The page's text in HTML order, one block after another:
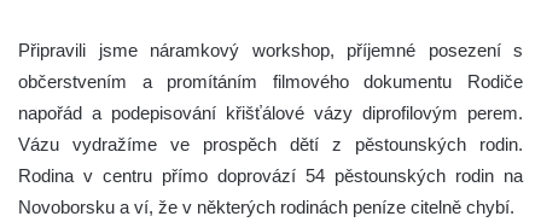
Připravili jsme náramkový workshop, příjemné posezení s
občerstvením a promítáním filmového dokumentu Rodiče
napořád a podepisování křišťálové vázy diprofilovým perem.
Vázu vydražíme ve prospěch dětí z pěstounských rodin.
Rodina v centru přímo doprovází 54 pěstounských rodin na
Novoborsku a ví, že v některých rodinách peníze citelně chybí.